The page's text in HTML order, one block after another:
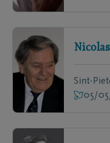
Nicolas
Sint-
05/